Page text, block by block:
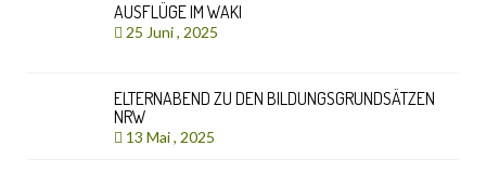
AUSFLÜGE IM WAKI
25 Juni , 2025
ELTERNABEND ZU DEN BILDUNGSGRUNDSÄTZEN
NRW
13 Mai , 2025